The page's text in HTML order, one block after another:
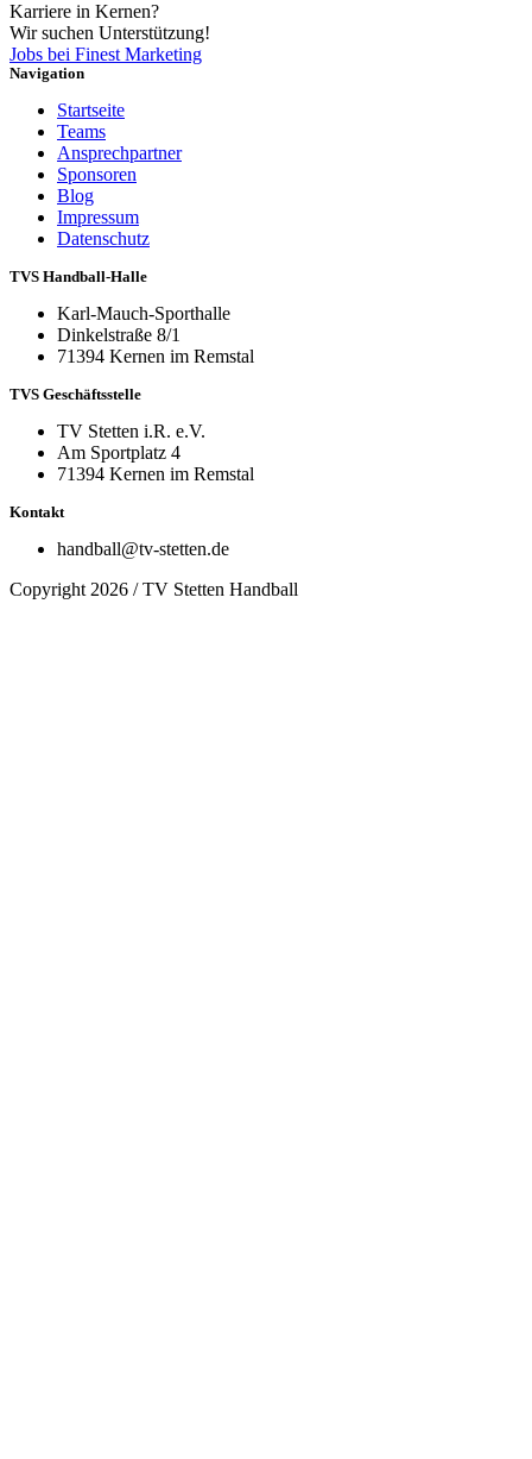
Karriere in Kernen?
Wir suchen Unterstützung!
Jobs bei Finest Marketing
Navigation
Startseite
Teams
Ansprechpartner
Sponsoren
Blog
Impressum
Datenschutz
TVS Handball-Halle
Karl-Mauch-Sporthalle
Dinkelstraße 8/1
71394 Kernen im Remstal
TVS Geschäftsstelle
TV Stetten i.R. e.V.
Am Sportplatz 4
71394 Kernen im Remstal
Kontakt
handball@tv-stetten.de
Copyright 2026 / TV Stetten Handball